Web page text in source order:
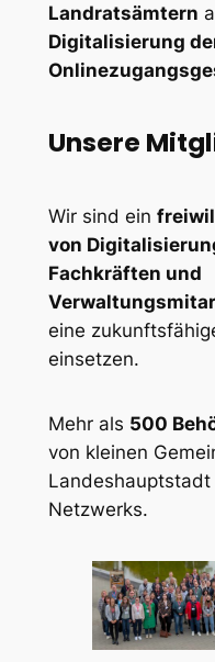
Landratsämtern
Digitalisierung
Unsere
Wir sind ein
von
Fachkräften und
eine
einsetzen.
Mehr als 500
von kleinen
Netzwerks.